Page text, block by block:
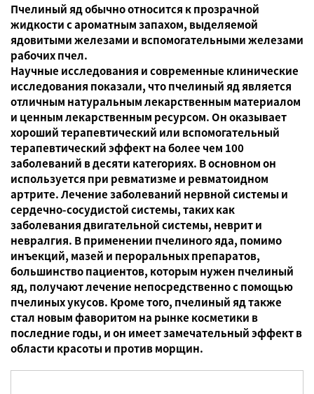
Пчелиный яд обычно относится к прозрачной
жидкости с ароматным запахом, выделяемой
ядовитыми железами и вспомогательными железами
рабочих пчел.
Научные исследования и современные клинические
исследования показали, что пчелиный яд является
отличным натуральным лекарственным материалом
и ценным лекарственным ресурсом. Он оказывает
хороший терапевтический или вспомогательный
терапевтический эффект на более чем 100
заболеваний в десяти категориях. В основном он
используется при ревматизме и ревматоидном
артрите. Лечение заболеваний нервной системы и
сердечно-сосудистой системы, таких как
заболевания двигательной системы, неврит и
невралгия. В применении пчелиного яда, помимо
инъекций, мазей и пероральных препаратов,
большинство пациентов, которым нужен пчелиный
яд, получают лечение непосредственно с помощью
пчелиных укусов. Кроме того, пчелиный яд также
стал новым фаворитом на рынке косметики в
последние годы, и он имеет замечательный эффект в
области красоты и против морщин.